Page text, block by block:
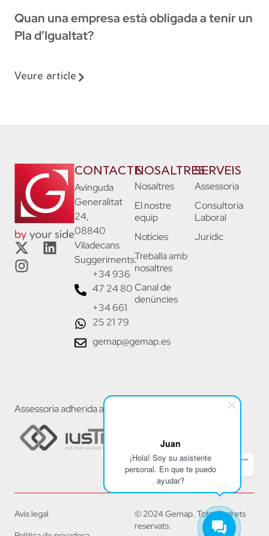
Juan
¡Hola! Soy su asistente
personal. En que te puedo
ayudar?
Quan una empresa està obligada a tenir un
Pla d’Igualtat?
Veure article
NOSALTRES
Nosaltres
El nostre
equip
Notícies
Treballa amb
nosaltres
Canal de
denúncies
SERVEIS
Assessoria
Consultoria
Laboral
Jurídic
CONTACTE
Avinguda
Generalitat
24,
08840
Viladecans
Suggeriments:
+34 936
47 24 80
+34 661
25 21 79
gemap@gemap.es
Assessoria adherida a:
© 2024 Gemap. Tots els drets
reservats.
Avís legal